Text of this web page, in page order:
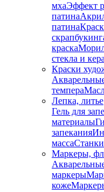
мхаЭффект
патина
патина
краска
стекла и
Краски
темпера
Лепка, литье
Гель для
материалы
запекания
массаСтанки
Маркеры,
маркеры
коже